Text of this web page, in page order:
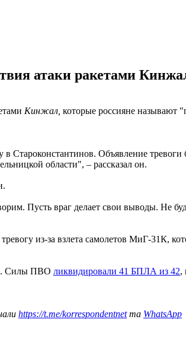
атаки ракетами
Кинжал, которые россияне
Объявление тревоги
области", – рассказал он.
Пусть враг делает свои выводы. Не
из-за взлета самолетов МиГ-31К,
Силы ПВО ликвидировали 41 БПЛА из 42,
https://t.me/korrespondentnetта WhatsApp